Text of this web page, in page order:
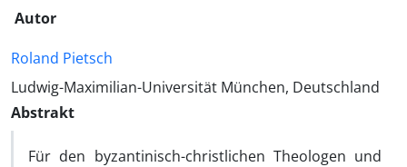
Autor
Roland Pietsch
Ludwig-Maximilian-Universität München, Deutschland
Abstrakt
Für den byzantinisch-christlichen Theologen und